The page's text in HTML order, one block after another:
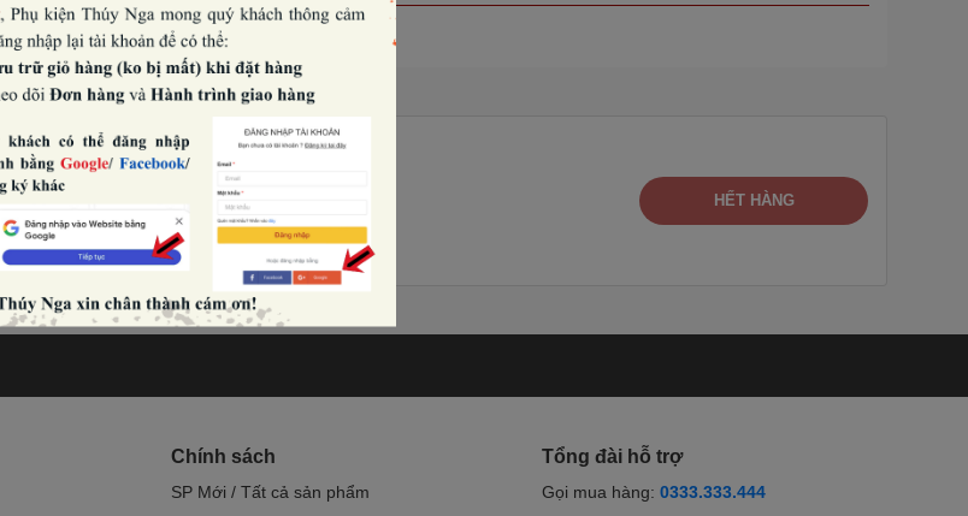
HẾT HÀNG
Chính sách
SP Mới / Tất cả sản phẩm
Tổng đài hỗ trợ
Gọi mua hàng: 0333.333.444